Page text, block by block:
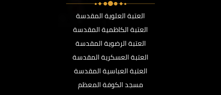
العتبة العلوية المقدسة
العتبة الكاظمية المقدسة
العتبة الرضوية المقدسة
العتبة العسكرية المقدسة
العتبة العباسية المقدسة
مسجد الكوفة المعظم